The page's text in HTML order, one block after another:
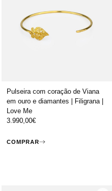
Pulseira com coração de Viana
em ouro e diamantes | Filigrana |
Love Me
3.990,00€
COMPRAR